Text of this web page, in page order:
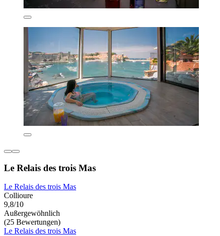
Le Relais des trois Mas
Le Relais des trois Mas
Collioure
9,8/10
Außergewöhnlich
(25 Bewertungen)
Le Relais des trois Mas